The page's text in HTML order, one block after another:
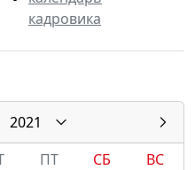
кадровика
2021
ПТ СБ
ВС